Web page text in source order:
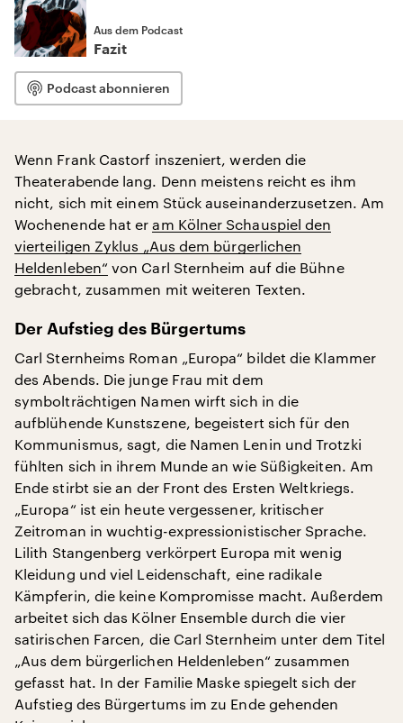
Aus dem Podcast
Fazit
Podcast abonnieren
Wenn Frank Castorf inszeniert, werden die
Theaterabende lang. Denn meistens reicht es ihm
nicht, sich mit einem Stück auseinanderzusetzen. Am
Wochenende hat eram Kölner Schauspiel den
vierteiligen Zyklus „Aus dem bürgerlichen
Heldenleben“ von Carl Sternheim auf die Bühne
gebracht, zusammen mit weiteren Texten.
Der Aufstieg des Bürgertums
Carl Sternheims Roman „Europa“ bildet die Klammer
des Abends. Die junge Frau mit dem
symbolträchtigen Namen wirft sich in die
aufblühende Kunstszene, begeistert sich für den
Kommunismus, sagt, die Namen Lenin und Trotzki
fühlten sich in ihrem Munde an wie Süßigkeiten. Am
Ende stirbt sie an der Front des Ersten Weltkriegs.
„Europa“ ist ein heute vergessener, kritischer
Zeitroman in wuchtig-expressionistischer Sprache.
Lilith Stangenberg verkörpert Europa mit wenig
Kleidung und viel Leidenschaft, eine radikale
Kämpferin, die keine Kompromisse macht. Außerdem
arbeitet sich das Kölner Ensemble durch die vier
satirischen Farcen, die Carl Sternheim unter dem Titel
„Aus dem bürgerlichen Heldenleben“ zusammen
gefasst hat. In der Familie Maske spiegelt sich der
Aufstieg des Bürgertums im zu Ende gehenden